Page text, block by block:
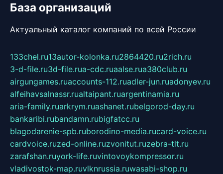
База организаций
Актуальный каталог компаний по всей России
133chel.ru13autor-kolonka.ru2864420.ru2rich.ru
3-d-file.ru3d-file.rua-cdc.ruaalse.rua380club.ru
airgungames.ruaccounts-112.ruadler-jun.ruadonyev.ru
alfeihavsalnassr.rualtaipant.ruargentinamia.ru
aria-family.ruarkrym.ruashanet.rubelgorod-day.ru
bankaribi.rubandamn.rubigfatcc.ru
blagodarenie-spb.ruborodino-media.rucard-voice.ru
cardvoice.ruzed-online.ruzvonitut.ruzebra-tlt.ru
zarafshan.ruyork-life.ruvintovoykompressor.ru
vladivostok-map.ruvlknrussia.ruwasabi-shop.ru